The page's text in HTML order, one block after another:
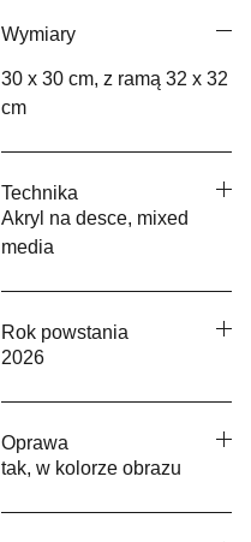
Wymiary
30 x 30 cm, z ramą 32 x 32
cm
Technika
Akryl na desce, mixed
media
Rok powstania
2026
Oprawa
tak, w kolorze obrazu